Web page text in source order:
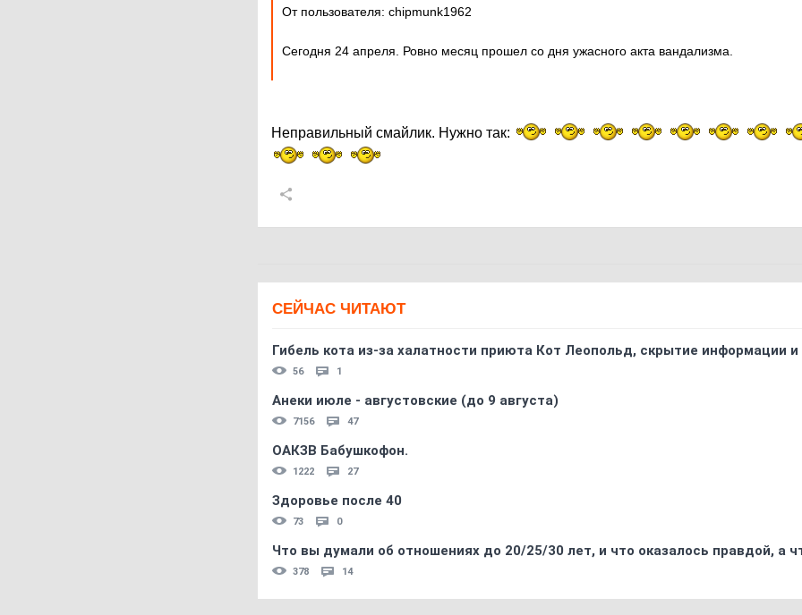
От пользователя: chipmunk1962
Сегодня 24 апреля. Ровно месяц прошел со дня ужасного акта вандализма.
Неправильный смайлик. Нужно так:
СЕЙЧАС ЧИТАЮТ
Гибель кота из-за халатности приюта Кот Леопольд, скрытиe информации
56 1
Анеки июле - августовские (до 9 августа)
7156 47
ОАКЗВ Бабушкофон.
1222 27
Здоровье после 40
73 0
Что вы думали об отношениях до 20/25/30 лет, и что оказалось правдой, а
378 14